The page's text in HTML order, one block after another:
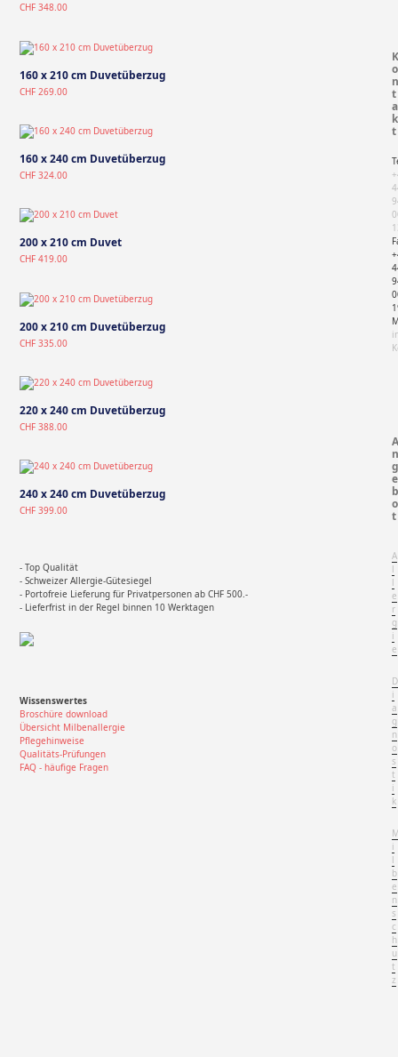
CHF 348.00
160 x 210 cm Duvetüberzug
CHF 269.00
160 x 240 cm Duvetüberzug
CHF 324.00
200 x 210 cm Duvet
CHF 419.00
200 x 210 cm Duvetüberzug
CHF 335.00
220 x 240 cm Duvetüberzug
CHF 388.00
240 x 240 cm Duvetüberzug
CHF 399.00
- Top Qualität
- Schweizer Allergie-Gütesiegel
- Portofreie Lieferung für Privatpersonen ab CHF 500.-
- Lieferfrist in der Regel binnen 10 Werktagen
Wissenswertes
Broschüre download
Übersicht Milbenallergie
Pflegehinweise
Qualitäts-Prüfungen
FAQ - häufige Fragen
K
o
n
t
a
k
t
A
n
g
e
b
o
t
A
l
l
e
r
g
i
e
D
i
a
g
n
o
s
t
i
k
i
l
b
e
n
s
c
h
u
t
z